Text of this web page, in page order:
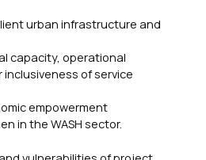
urban infrastructure and
capacity, operational
of service
empowerment
in the WASH sector.